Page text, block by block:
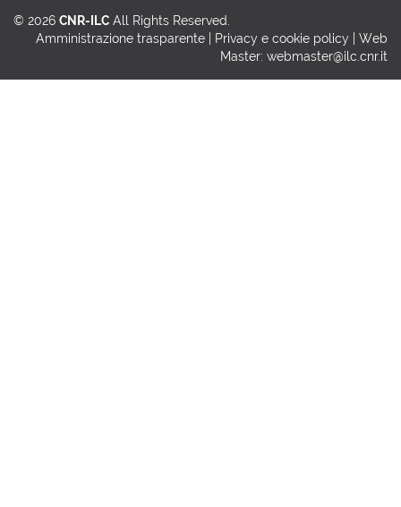
© 2026 CNR-ILC All Rights Reserved.
Amministrazione trasparente
Privacy e cookie policy | Web
Master: webmaster@ilc.cnr.it